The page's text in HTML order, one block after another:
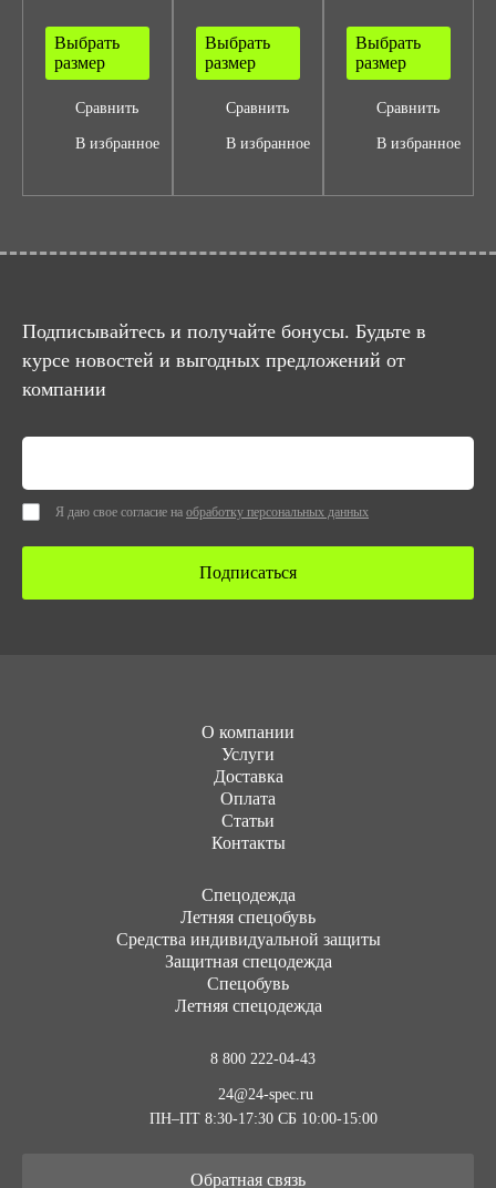
Выбрать
размер
Сравнить
В избранное
Выбрать
размер
Сравнить
В избранное
Выбрать
размер
Сравнить
В избранное
Подписывайтесь и получайте бонусы. Будьте в
курсе новостей и выгодных предложений от
компании
Я даю свое согласие на обработку персональных данных
Подписаться
О компании
Услуги
Доставка
Оплата
Статьи
Контакты
Cпецодежда
Летняя спецобувь
Средства индивидуальной защиты
Защитная спецодежда
Спецобувь
Летняя спецодежда
8 800 222-04-43
24@24-spec.ru
ПН–ПТ 8:30-17:30 СБ 10:00-15:00
Обратная связь